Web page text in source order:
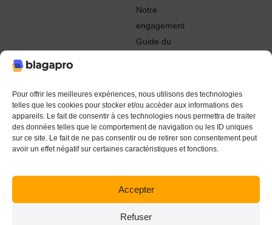
Pour offrir les meilleures expériences, nous utilisons des technologies
telles que les cookies pour stocker et/ou accéder aux informations des
appareils. Le fait de consentir à ces technologies nous permettra de traiter
des données telles que le comportement de navigation ou les ID uniques
sur ce site. Le fait de ne pas consentir ou de retirer son consentement peut
avoir un effet négatif sur certaines caractéristiques et fonctions.
Accepter
Refuser
Notre
engagement
Guide du
© 2022 - 2024 Blagapro. Tous droits réservés. Textiles
personnalisés à Orléans